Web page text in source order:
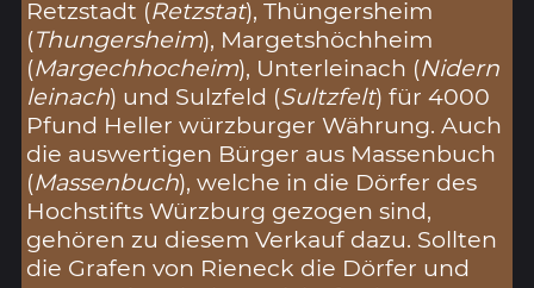
Retzstadt (Retzstat), Thüngersheim
(Thungersheim), Margetshöchheim
(Margechhocheim), Unterleinach (Nidern
leinach) und Sulzfeld (Sultzfelt) für 4000
Pfund Heller würzburger Währung. Auch
die auswertigen Bürger aus Massenbuch
(Massenbuch), welche in die Dörfer des
Hochstifts Würzburg gezogen sind,
gehören zu diesem Verkauf dazu. Sollten
die Grafen von Rieneck die Dörfer und